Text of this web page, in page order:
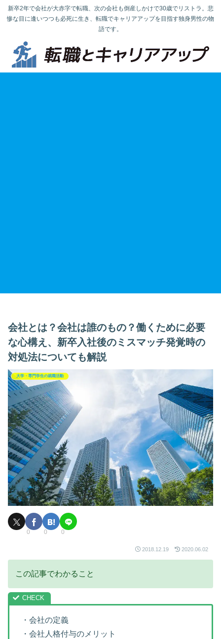
新卒2年で会社が大赤字で転職、次の会社も倒産しかけで30歳でリストラ。悲
惨な目に逢いつつも必死に生き、転職でキャリアアップを目指す独身男性の物
語です。
会社とは？会社は誰のもの？働くために必要
な心構え、新卒入社後のミスマッチ発覚時の
対処法についても解説
大学・専門学生の就職活動
0 0 0
2018.12.19 2020.06.02
この記事でわかること
・会社の定義
・会社人格付与のメリット